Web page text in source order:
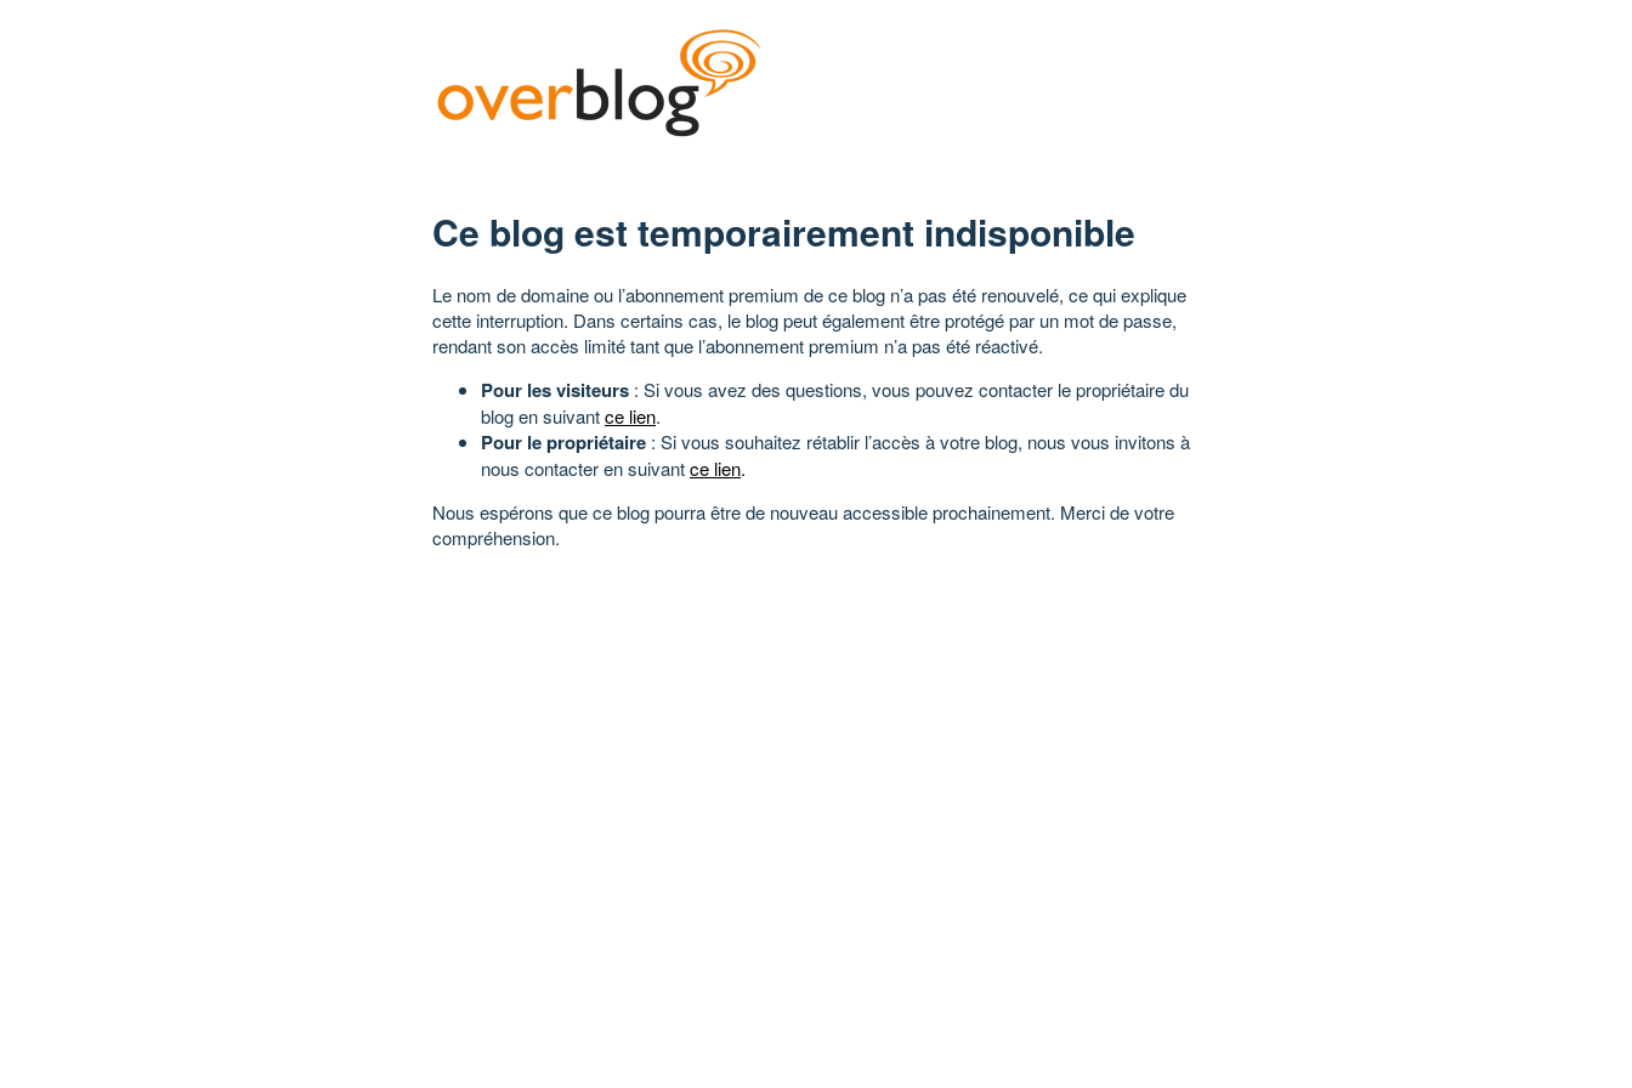
Ce blog est temporairement indisponible
Le nom de domaine ou l’abonnement premium de ce blog n’a pas été renouvelé, ce qui explique
cette interruption. Dans certains cas, le blog peut également être protégé par un mot de passe,
rendant son accès limité tant que l’abonnement premium n’a pas été réactivé.
Pour les visiteurs : Si vous avez des questions, vous pouvez contacter le propriétaire du
blog en suivantce lien.
Pour le propriétaire : Si vous souhaitez rétablir l’accès à votre blog, nous vous invitons à
nous contacter en suivantce lien.
Nous espérons que ce blog pourra être de nouveau accessible prochainement. Merci de votre
compréhension.